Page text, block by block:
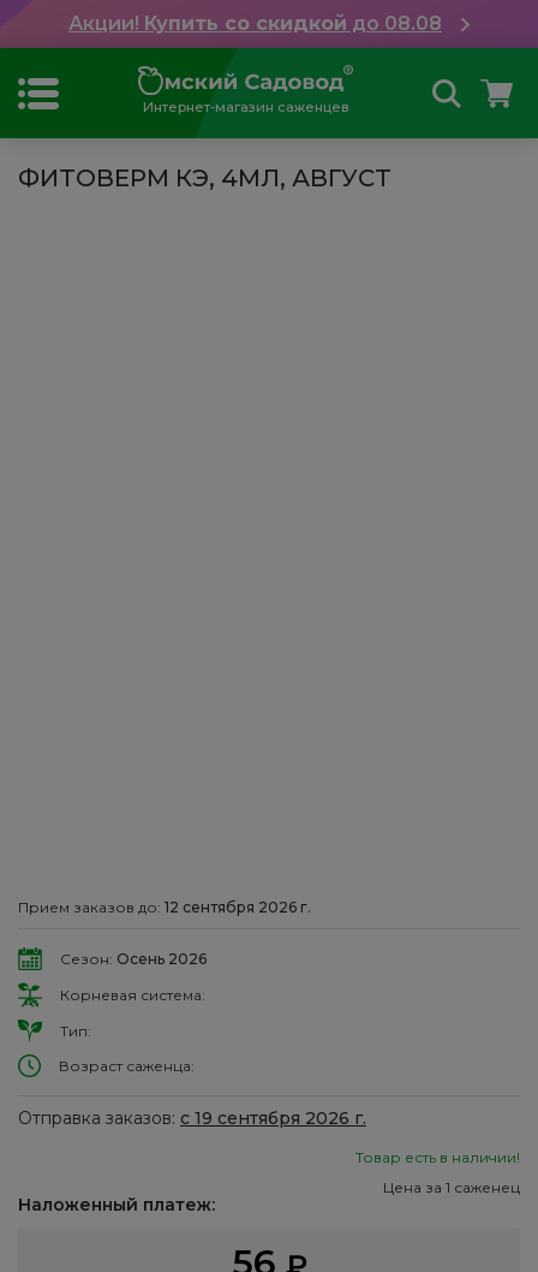
Акции! Купить со скидкой до 08.08
Интернет-магазин саженцев
ФИТОВЕРМ КЭ, 4МЛ, АВГУСТ
Прием заказов до: 12 сентября 2026 г.
Сезон: Осень 2026
Корневая система:
Тип:
Возраст саженца:
Отправка заказов: с 19 сентября 2026 г.
Товар есть в наличии!
Цена за 1 саженец
Наложенный платеж:
56